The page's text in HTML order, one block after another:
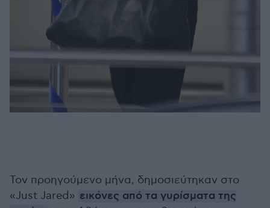
Τον προηγούμενο μήνα, δημοσιεύτηκαν στο
«Just Jared» εικόνες από τα γυρίσματα της